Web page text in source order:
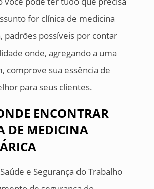
for clínica de medicina
padrões possíveis por contar
onde, agregando a uma
comprove sua essência de
para seus clientes.
ENCONTRAR
DE MEDICINA
e Segurança do Trabalho